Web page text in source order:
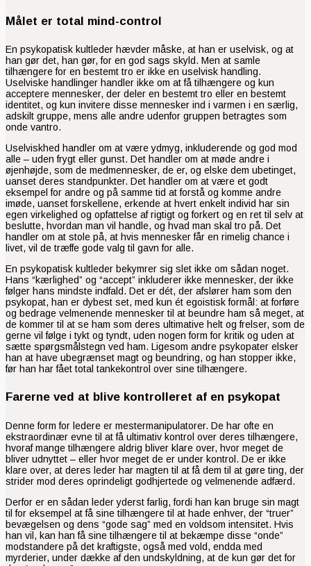
Målet er total mind-control
En psykopatisk kultleder hævder måske, at han er uselvisk, og at
han gør det, han gør, for en god sags skyld. Men at samle
tilhængere for en bestemt tro er ikke en uselvisk handling.
Uselviske handlinger handler ikke om at få tilhængere og kun
acceptere mennesker, der deler en bestemt tro eller en bestemt
identitet, og kun invitere disse mennesker ind i varmen i en særlig,
adskilt gruppe, mens alle andre udenfor gruppen betragtes som
onde vantro.
Uselviskhed handler om at være ydmyg, inkluderende og god mod
alle – uden frygt eller gunst. Det handler om at møde andre i
øjenhøjde, som de medmennesker, de er, og elske dem ubetinget,
uanset deres standpunkter. Det handler om at være et godt
eksempel for andre og på samme tid at forstå og komme andre
imøde, uanset forskellene, erkende at hvert enkelt individ har sin
egen virkelighed og opfattelse af rigtigt og forkert og en ret til selv at
beslutte, hvordan man vil handle, og hvad man skal tro på. Det
handler om at stole på, at hvis mennesker får en rimelig chance i
livet, vil de træffe gode valg til gavn for alle.
En psykopatisk kultleder bekymrer sig slet ikke om sådan noget.
Hans “kærlighed” og “accept” inkluderer ikke mennesker, der ikke
følger hans mindste indfald. Det er dét, der afslører ham som den
psykopat, han er dybest set, med kun ét egoistisk formål: at forføre
og bedrage velmenende mennesker til at beundre ham så meget, at
de kommer til at se ham som deres ultimative helt og frelser, som de
gerne vil følge i tykt og tyndt, uden nogen form for kritik og uden at
sætte spørgsmålstegn ved ham. Ligesom andre psykopater elsker
han at have ubegrænset magt og beundring, og han stopper ikke,
før han har fået total tankekontrol over sine tilhængere.
Farerne ved at blive kontrolleret af en psykopat
Denne form for ledere er mestermanipulatorer. De har ofte en
ekstraordinær evne til at få ultimativ kontrol over deres tilhængere,
hvoraf mange tilhængere aldrig bliver klare over, hvor meget de
bliver udnyttet – eller hvor meget de er under kontrol. De er ikke
klare over, at deres leder har magten til at få dem til at gøre ting, der
strider mod deres oprindeligt godhjertede og velmenende adfærd.
Derfor er en sådan leder yderst farlig, fordi han kan bruge sin magt
til for eksempel at få sine tilhængere til at hade enhver, der “truer”
bevægelsen og dens “gode sag” med en voldsom intensitet. Hvis
han vil, kan han få sine tilhængere til at bekæmpe disse “onde”
modstandere på det kraftigste, også med vold, endda med
myrderier, under dække af den undskyldning, at de kun gør det for